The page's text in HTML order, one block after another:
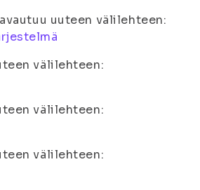
uuteen välilehteen:
välilehteen:
välilehteen:
välilehteen: